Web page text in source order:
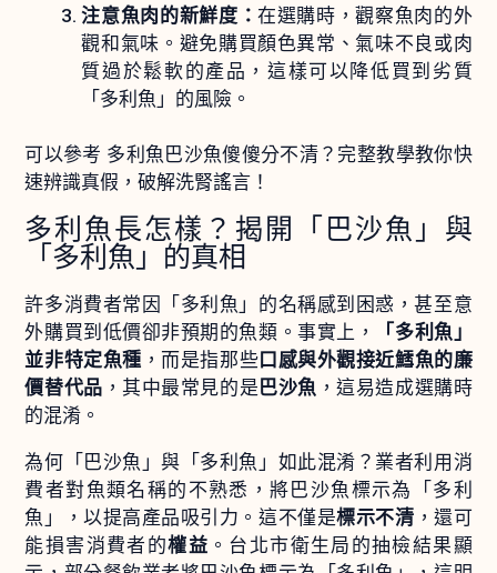
注意魚肉的新鮮度：在選購時，觀察魚肉的外
觀和氣味。避免購買顏色異常、氣味不良或肉
質過於鬆軟的產品，這樣可以降低買到劣質
「多利魚」的風險。
可以參考 多利魚巴沙魚傻傻分不清？完整教學教你快
速辨識真假，破解洗腎謠言！
多利魚長怎樣？揭開「巴沙魚」與
「多利魚」的真相
許多消費者常因「多利魚」的名稱感到困惑，甚至意
外購買到低價卻非預期的魚類。事實上，
「多利魚」
並非特定魚種 ，而是指那些口感與外觀接近鱈魚的廉
價替代品 ，其中最常見的是 巴沙魚 ，這易造成選購時
的混淆。
為何「巴沙魚」與「多利魚」如此混淆？業者利用消
費者對魚類名稱的不熟悉，將巴沙魚標示為「多利
魚」，以提高產品吸引力。這不僅是標示不清 ，還可
能損害消費者的權益 。台北市衛生局的抽檢結果顯